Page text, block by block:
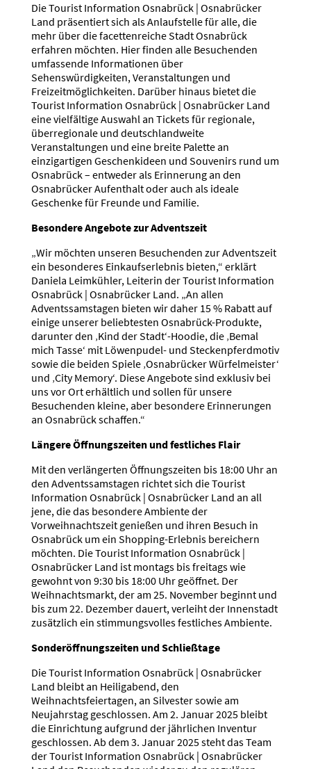
Die Tourist Information Osnabrück | Osnabrücker
Land präsentiert sich als Anlaufstelle für alle, die
mehr über die facettenreiche Stadt Osnabrück
erfahren möchten. Hier finden alle Besuchenden
umfassende Informationen über
Sehenswürdigkeiten, Veranstaltungen und
Freizeitmöglichkeiten. Darüber hinaus bietet die
Tourist Information Osnabrück | Osnabrücker Land
eine vielfältige Auswahl an Tickets für regionale,
überregionale und deutschlandweite
Veranstaltungen und eine breite Palette an
einzigartigen Geschenkideen und Souvenirs rund um
Osnabrück – entweder als Erinnerung an den
Osnabrücker Aufenthalt oder auch als ideale
Geschenke für Freunde und Familie.
Besondere Angebote zur Adventszeit
„Wir möchten unseren Besuchenden zur Adventszeit
ein besonderes Einkaufserlebnis bieten,“ erklärt
Daniela Leimkühler, Leiterin der Tourist Information
Osnabrück | Osnabrücker Land. „An allen
Adventssamstagen bieten wir daher 15 % Rabatt auf
einige unserer beliebtesten Osnabrück-Produkte,
darunter den ‚Kind der Stadt‘-Hoodie, die ‚Bemal
mich Tasse‘ mit Löwenpudel- und Steckenpferdmotiv
sowie die beiden Spiele ‚Osnabrücker Würfelmeister‘
und ‚City Memory‘. Diese Angebote sind exklusiv bei
uns vor Ort erhältlich und sollen für unsere
Besuchenden kleine, aber besondere Erinnerungen
an Osnabrück schaffen.“
Längere Öffnungszeiten und festliches Flair
Mit den verlängerten Öffnungszeiten bis 18:00 Uhr an
den Adventssamstagen richtet sich die Tourist
Information Osnabrück | Osnabrücker Land an all
jene, die das besondere Ambiente der
Vorweihnachtszeit genießen und ihren Besuch in
Osnabrück um ein Shopping-Erlebnis bereichern
möchten. Die Tourist Information Osnabrück |
Osnabrücker Land ist montags bis freitags wie
gewohnt von 9:30 bis 18:00 Uhr geöffnet. Der
Weihnachtsmarkt, der am 25. November beginnt und
bis zum 22. Dezember dauert, verleiht der Innenstadt
zusätzlich ein stimmungsvolles festliches Ambiente.
Sonderöffnungszeiten und Schließtage
Die Tourist Information Osnabrück | Osnabrücker
Land bleibt an Heiligabend, den
Weihnachtsfeiertagen, an Silvester sowie am
Neujahrstag geschlossen. Am 2. Januar 2025 bleibt
die Einrichtung aufgrund der jährlichen Inventur
geschlossen. Ab dem 3. Januar 2025 steht das Team
der Tourist Information Osnabrück | Osnabrücker